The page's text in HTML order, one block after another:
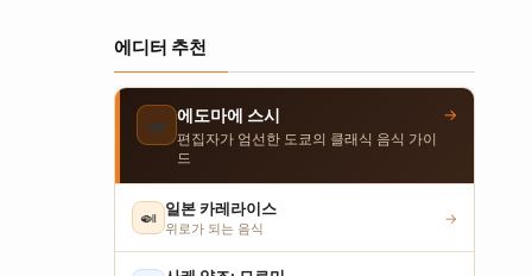
에디터 추천
🍣 에도마에 스시
편집자가 엄선한 도쿄의 클래식 음식 가이
드
→
🍛 일본 카레라이스
위로가 되는 음식
→